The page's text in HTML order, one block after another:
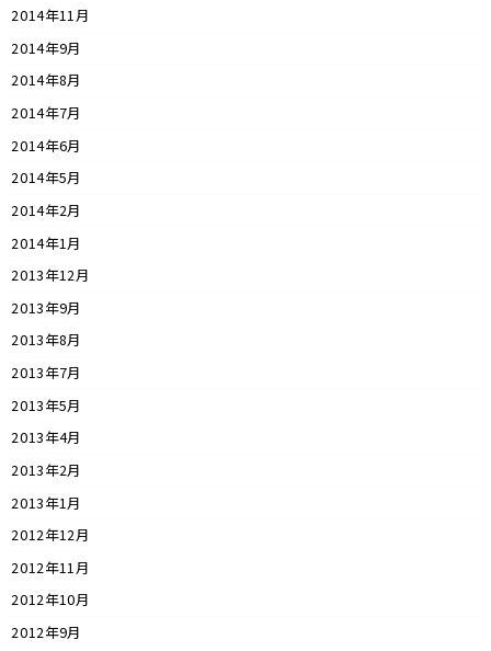
2014年11月
2014年9月
2014年8月
2014年7月
2014年6月
2014年5月
2014年2月
2014年1月
2013年12月
2013年9月
2013年8月
2013年7月
2013年5月
2013年4月
2013年2月
2013年1月
2012年12月
2012年11月
2012年10月
2012年9月